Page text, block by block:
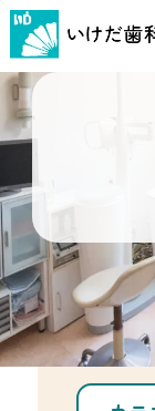
TOP ブログ
カ